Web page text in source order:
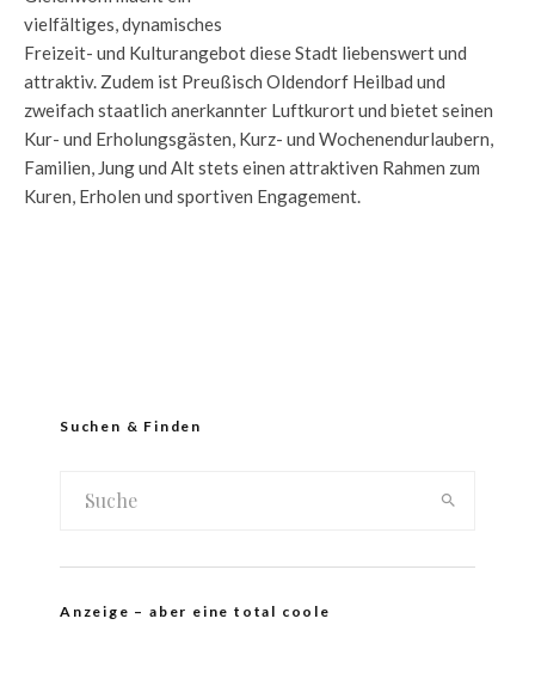
vielfältiges, dynamisches
Freizeit- und Kulturangebot diese Stadt liebenswert und
attraktiv. Zudem ist Preußisch Oldendorf Heilbad und
zweifach staatlich anerkannter Luftkurort und bietet seinen
Kur- und Erholungsgästen, Kurz- und Wochenendurlaubern,
Familien, Jung und Alt stets einen attraktiven Rahmen zum
Kuren, Erholen und sportiven Engagement.
Suchen & Finden
Anzeige – aber eine total coole